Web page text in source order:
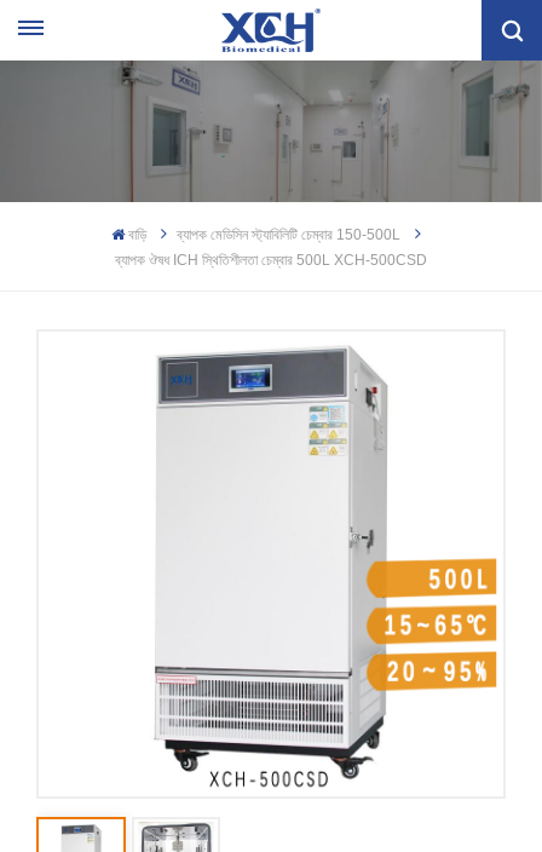
বাড়ি
ব্যাপক মেডিসিন স্ট্যাবিলিটি চেম্বার 150-500L
ব্যাপক ঔষধ ICH স্থিতিশীলতা চেম্বার 500L XCH-500CSD